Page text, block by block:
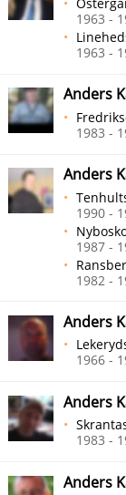
1963 -
1963 -
Anders
1983 -
Anders
1990 -
1987 -
1982 -
Anders
1966 -
Anders
1983 -
Anders